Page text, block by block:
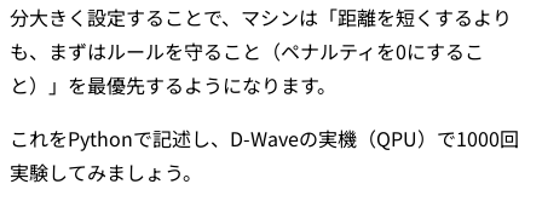
分大きく設定することで、マシンは「距離を短くするより
も、まずはルールを守ること（ペナルティを0にするこ
と）」を最優先するようになります。
これをPythonで記述し、D-Waveの実機（QPU）で1000回
実験してみましょう。